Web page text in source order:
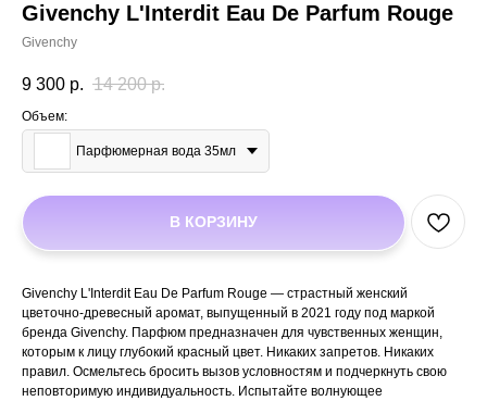
Givenchy L'Interdit Eau De Parfum Rouge
Givenchy
9 300 р. 14 200 р.
Объем:
Парфюмерная вода 35мл
В КОРЗИНУ
Givenchy L'Interdit Eau De Parfum Rouge — страстный женский
цветочно-древесный аромат, выпущенный в 2021 году под маркой
бренда Givenchy. Парфюм предназначен для чувственных женщин,
которым к лицу глубокий красный цвет. Никаких запретов. Никаких
правил. Осмельтесь бросить вызов условностям и подчеркнуть свою
неповторимую индивидуальность. Испытайте волнующее